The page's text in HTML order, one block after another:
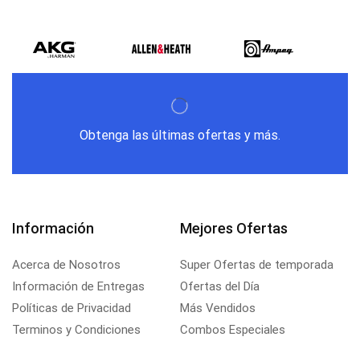
Obtenga las últimas ofertas y más.
Información
Acerca de Nosotros
Información de Entregas
Políticas de Privacidad
Terminos y Condiciones
Mejores Ofertas
Super Ofertas de temporada
Ofertas del Día
Más Vendidos
Combos Especiales